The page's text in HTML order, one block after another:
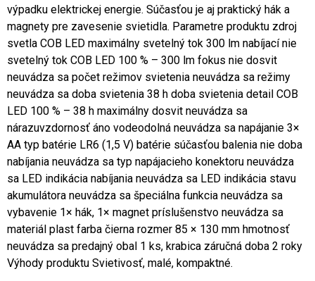
výpadku elektrickej energie. Súčasťou je aj praktický hák a
magnety pre zavesenie svietidla. Parametre produktu zdroj
svetla COB LED maximálny svetelný tok 300 lm nabíjací nie
svetelný tok COB LED 100 % – 300 lm fokus nie dosvit
neuvádza sa počet režimov svietenia neuvádza sa režimy
neuvádza sa doba svietenia 38 h doba svietenia detail COB
LED 100 % – 38 h maximálny dosvit neuvádza sa
nárazuvzdornosť áno vodeodolná neuvádza sa napájanie 3×
AA typ batérie LR6 (1,5 V) batérie súčasťou balenia nie doba
nabíjania neuvádza sa typ napájacieho konektoru neuvádza
sa LED indikácia nabíjania neuvádza sa LED indikácia stavu
akumulátora neuvádza sa špeciálna funkcia neuvádza sa
vybavenie 1× hák, 1× magnet príslušenstvo neuvádza sa
materiál plast farba čierna rozmer 85 × 130 mm hmotnosť
neuvádza sa predajný obal 1 ks, krabica záručná doba 2 roky
Výhody produktu Svietivosť, malé, kompaktné.